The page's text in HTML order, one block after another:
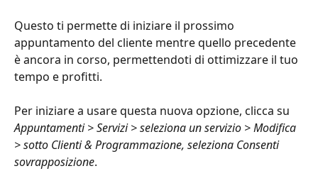
Questo ti permette di iniziare il prossimo
appuntamento del cliente mentre quello precedente
è ancora in corso, permettendoti di ottimizzare il tuo
tempo e profitti.
Per iniziare a usare questa nuova opzione, clicca su
Appuntamenti > Servizi > seleziona un servizio > Modifica
> sotto Clienti & Programmazione, seleziona Consenti
sovrapposizione.